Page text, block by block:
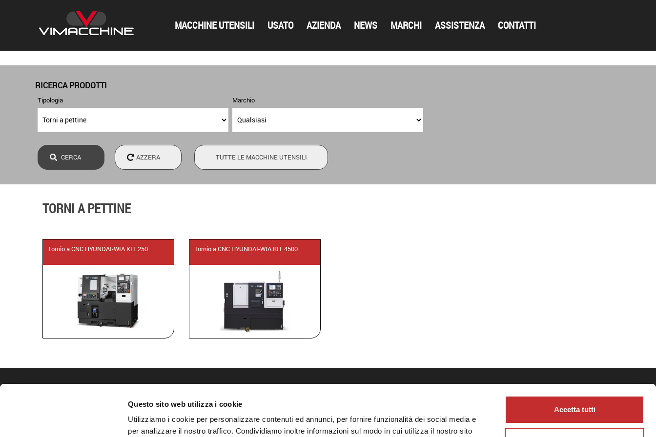
Questo sito web utilizza i cookie
Utilizziamo i cookie per personalizzare contenuti ed annunci, per fornire funzionalità dei social media e
per analizzare il nostro traffico. Condividiamo inoltre informazioni sul modo in cui utilizza il nostro sito
Accetta tutti
MACCHINE UTENSILI USATO AZIENDA NEWS MARCHI ASSISTENZA CONTATTI
RICERCA PRODOTTI
Tipologia Marchio
TUTTE LE MACCHINE UTENSILI
TORNI A PETTINE
Tornio a CNC HYUNDAI-WIA KIT 250 Tornio a CNC HYUNDAI-WIA KIT 4500
commerciale@vimacchine.it
Cookie policy
Modifica il consenso ai cookie